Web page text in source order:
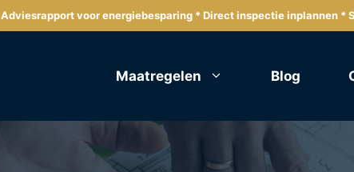
Adviesrapport voor energiebesparing * Direct inspectie inplannen *
Maatregelen Blog